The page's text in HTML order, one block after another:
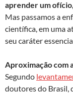
aprender um
Mas passamos a
científica, em uma
seu caráter
Aproximação com
Segundo
doutores do Brasil,